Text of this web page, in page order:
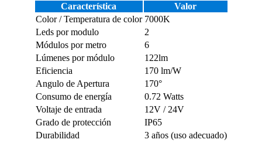
Característica
Valor
Color / Temperatura de color 7000K
Leds por modulo
2
Módulos por metro
6
Lúmenes por módulo
122lm
Eficiencia
170 lm/W
Angulo de Apertura
170°
Consumo de energía
0.72 Watts
Voltaje de entrada
12V / 24V
Grado de protección
IP65
Durabilidad
3 años (uso adecuado)